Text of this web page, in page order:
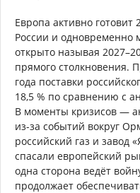
Европа активно
России и одновременно
открыто называя
прямого столкновения.
года поставки
18,5 % по сравнению с
В моменты кризисов —
из-за событий вокруг
российский газ и завод
спасали европейский
одна сторона ведёт
продолжает